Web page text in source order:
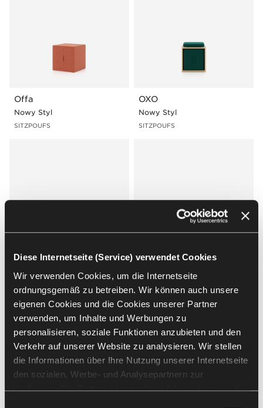
Diese Internetseite (Service) verwendet Cookies
Wir verwenden Cookies, um die Internetseite
ordnungsgemäß zu betreiben. Wir können auch unsere
eigenen Cookies und die Cookies unserer Partner
verwenden, um Inhalte und Werbungen zu
personalisieren, soziale Funktionen anzubieten und den
Verkehr auf unserer Website zu analysieren. Wir stellen
die Informationen über Ihre Nutzung unserer Internetseite
den sozialen, Werbe- und Analysepartnern zur
Verfügung. Die Partner können diese Informationen mit
Offa
Nowy Styl
SITZPOUFS
OXO
Nowy Styl
SITZPOUFS
SITZPOUFS